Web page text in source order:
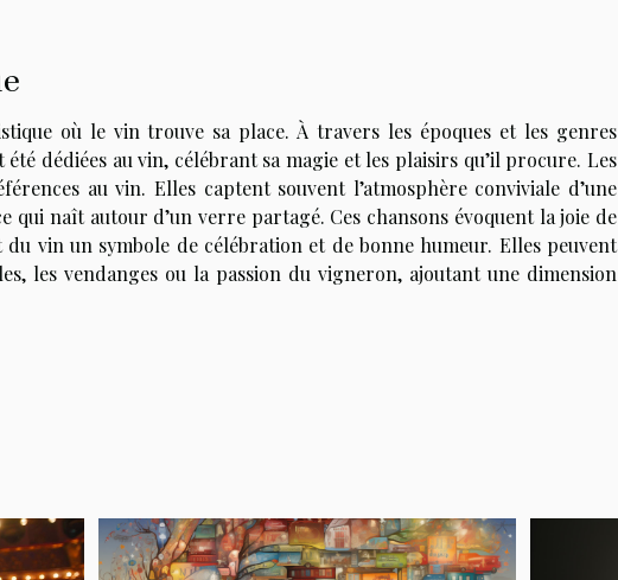
où le vin trouve sa place. À travers les époques et les genres
dédiées au vin, célébrant sa magie et les plaisirs qu’il procure. Les
au vin. Elles captent souvent l’atmosphère conviviale d’une
qui naît autour d’un verre partagé. Ces chansons évoquent la joie de
vin un symbole de célébration et de bonne humeur. Elles peuvent
les vendanges ou la passion du vigneron, ajoutant une dimension